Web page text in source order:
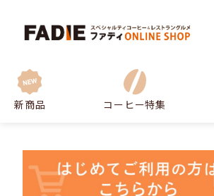
新商品 コーヒー特集